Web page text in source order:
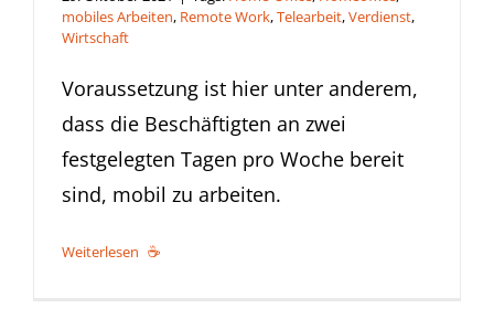
mobiles Arbeiten, Remote Work,Telearbeit,Verdienst,
Wirtschaft
Voraussetzung ist hier unter anderem,
dass die Beschäftigten an zwei
festgelegten Tagen pro Woche bereit
sind, mobil zu arbeiten.
Weiterlesen